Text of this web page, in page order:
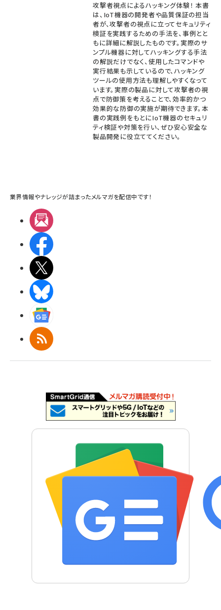
攻撃者視点によるハッキング体験！ 本書
は、IoT機器の開発者や品質保証の担当
者が、攻撃者の視点に立ってセキュリティ
検証を実践するための手法を、事例とと
もに詳細に解説したものです。実際のサ
ンプル機器に対してハッキングする手法
の解説だけでなく、使用したコマンドや
実行結果も示しているので、ハッキング
ツールの使用方法も理解しやすくなって
います。実際の製品に対して攻撃者の視
点で防御策を考えることで、効率的かつ
効果的な防御の実施が期待できます。本
書の実践例をもとにIoT機器のセキュリ
ティ検証や対策を行い、ぜひ安心安全な
製品開発に役立ててください。
業界情報やナレッジが詰まったメルマガを配信中です！
RSS